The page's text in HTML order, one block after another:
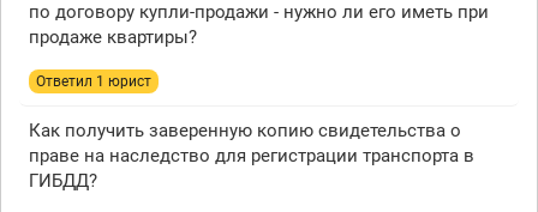
по договору купли-продажи - нужно ли его иметь при
продаже квартиры?
Ответил 1 юрист
Как получить заверенную копию свидетельства о
праве на наследство для регистрации транспорта в
ГИБДД?